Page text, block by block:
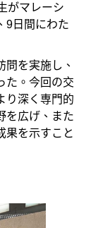
がマレーシ
9日間にわた
問を実施し、
た。今回の交
り深く専門的
を広げ、また
果を示すこと